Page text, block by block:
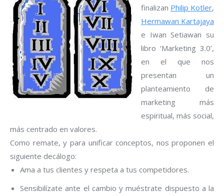
finalizan Philip Kotler,
Hermawan Kartajaya
e Iwan Setiawan su
libro ‘Marketing 3.0’,
en el que nos
presentan un
planteamiento de
marketing más
espiritual, más social,
más centrado en valores.
Como remate, y para unificar conceptos, nos proponen el
siguiente decálogo:
Ama a tus clientes y respeta a tus competidores.
Sensibilízate ante el cambio y muéstrate dispuesto a la